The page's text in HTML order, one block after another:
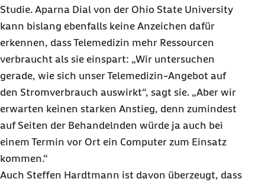
Studie. Aparna Dial von der Ohio State University
kann bislang ebenfalls keine Anzeichen dafür
erkennen, dass Telemedizin mehr Ressourcen
verbraucht als sie einspart: „Wir untersuchen
gerade, wie sich unser Telemedizin-Angebot auf
den Stromverbrauch auswirkt“, sagt sie. „Aber wir
erwarten keinen starken Anstieg, denn zumindest
auf Seiten der Behandelnden würde ja auch bei
einem Termin vor Ort ein Computer zum Einsatz
kommen.“
Auch Steffen Hardtmann ist davon überzeugt, dass